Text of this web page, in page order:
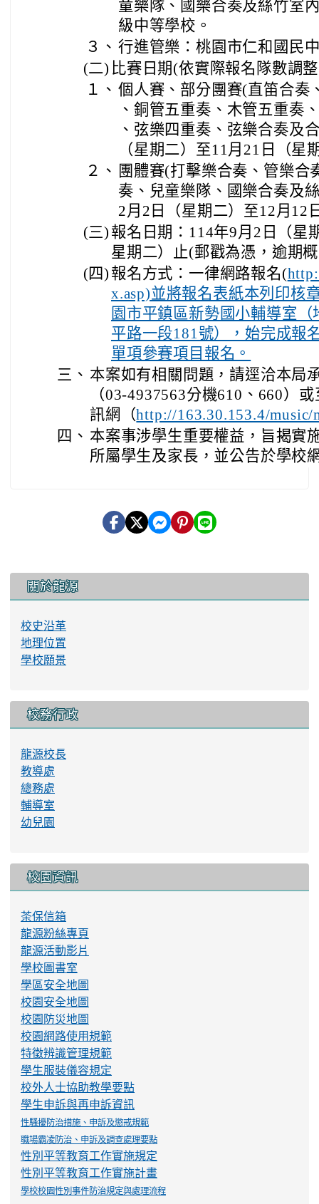
童樂隊、國樂合奏及絲竹室
級中等學校。
３、 行進管樂：桃園市仁和國民
(二) 比賽日期(依實際報名隊數調
１、 個人賽、部分團賽(直笛合奏
、銅管五重奏、木管五重奏
、弦樂四重奏、弦樂合奏及
（星期二）至11月21日（星
２、 團體賽(打擊樂合奏、管樂合
奏、兒童樂隊、國樂合奏及
2月2日（星期二）至12月12
(三) 報名日期：114年9月2日（星
星期二）止(郵戳為憑，逾期
(四) 報名方式：一律網路報名(
x.asp)並將報名表紙本列印核
園市平鎮區新勢國小輔導室
平路一段181號），始完成報
單項參賽項目報名。
三、 本案如有相關問題，請逕洽本局
（03-4937563分機610、660）
訊網（http://163.30.153.4/music/
四、 本案事涉學生重要權益，旨揭實
所屬學生及家長，並公告於學校
關於龍源
校史沿革
地理位置
學校願景
校務行政
龍源校長
教導處
總務處
輔導室
幼兒園
校園資訊
茶保信箱
龍源粉絲專頁
龍源活動影片
學校圖書室
學區安全地圖
校園安全地圖
校園防災地圖
校園網路使用規範
特徵辨識管理規範
學生服裝儀容規定
校外人士協助教學要點
學生申訴與再申訴資訊
性騷擾防治措施、申訴及懲戒規範
職場霸凌防治、申訴及調查處理要點
性別平等教育工作實施規定
性別平等教育工作實施計畫
學校校園性別事件防治規定與處理流程